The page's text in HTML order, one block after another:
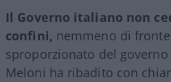
Il Governo italiano non
confini, nemmeno di
sproporzionato del
Meloni ha ribadito con